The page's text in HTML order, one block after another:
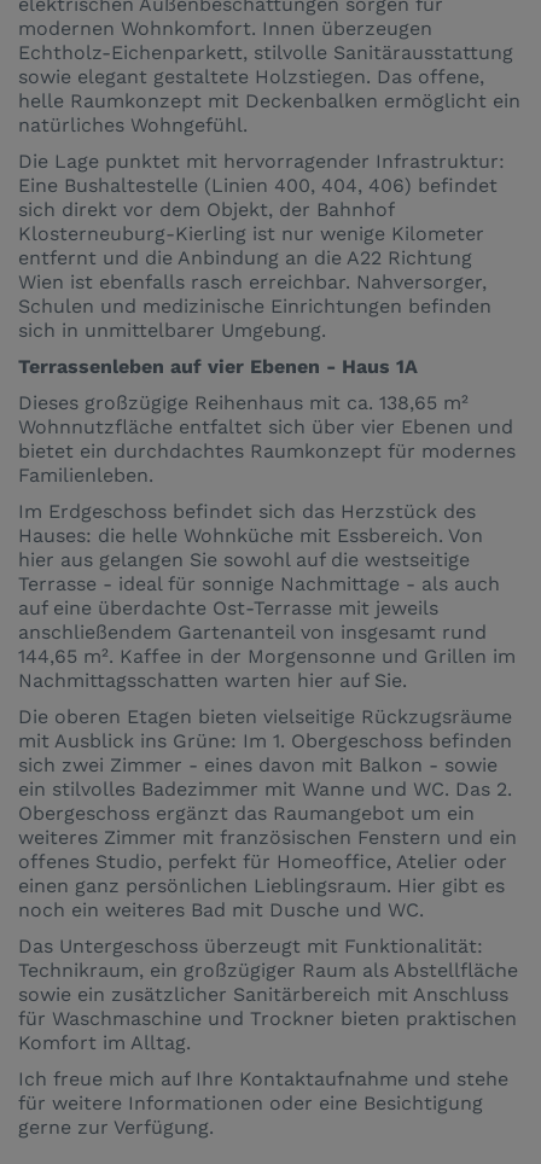
modernen Wohnkomfort. Innen überzeugen
Echtholz-Eichenparkett, stilvolle Sanitärausstattung
sowie elegant gestaltete Holzstiegen. Das offene,
helle Raumkonzept mit Deckenbalken ermöglicht ein
natürliches Wohngefühl.
Die Lage punktet mit hervorragender Infrastruktur:
Eine Bushaltestelle (Linien 400, 404, 406) befindet
sich direkt vor dem Objekt, der Bahnhof
Klosterneuburg-Kierling ist nur wenige Kilometer
entfernt und die Anbindung an die A22 Richtung
Wien ist ebenfalls rasch erreichbar. Nahversorger,
Schulen und medizinische Einrichtungen befinden
sich in unmittelbarer Umgebung.
Terrassenleben auf vier Ebenen - Haus 1A
Dieses großzügige Reihenhaus mit ca. 138,65 m²
Wohnnutzfläche entfaltet sich über vier Ebenen und
bietet ein durchdachtes Raumkonzept für modernes
Familienleben.
Im Erdgeschoss befindet sich das Herzstück des
Hauses: die helle Wohnküche mit Essbereich. Von
hier aus gelangen Sie sowohl auf die westseitige
Terrasse - ideal für sonnige Nachmittage - als auch
auf eine überdachte Ost-Terrasse mit jeweils
anschließendem Gartenanteil von insgesamt rund
144,65 m². Kaffee in der Morgensonne und Grillen im
Nachmittagsschatten warten hier auf Sie.
Die oberen Etagen bieten vielseitige Rückzugsräume
mit Ausblick ins Grüne: Im 1. Obergeschoss befinden
sich zwei Zimmer - eines davon mit Balkon - sowie
ein stilvolles Badezimmer mit Wanne und WC. Das 2.
Obergeschoss ergänzt das Raumangebot um ein
weiteres Zimmer mit französischen Fenstern und ein
offenes Studio, perfekt für Homeoffice, Atelier oder
einen ganz persönlichen Lieblingsraum. Hier gibt es
noch ein weiteres Bad mit Dusche und WC.
Das Untergeschoss überzeugt mit Funktionalität:
Technikraum, ein großzügiger Raum als Abstellfläche
sowie ein zusätzlicher Sanitärbereich mit Anschluss
für Waschmaschine und Trockner bieten praktischen
Komfort im Alltag.
Ich freue mich auf Ihre Kontaktaufnahme und stehe
für weitere Informationen oder eine Besichtigung
gerne zur Verfügung.